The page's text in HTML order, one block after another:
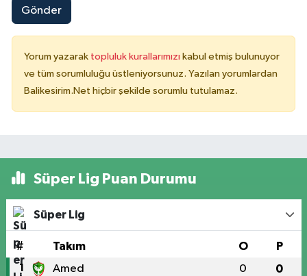
Gönder
Yorum yazarak topluluk kurallarımızı kabul etmiş bulunuyor
ve tüm sorumluluğu üstleniyorsunuz. Yazılan yorumlardan
Balikesirim.Net hiçbir şekilde sorumlu tutulamaz.
Süper Lig Puan Durumu
Süper Lig
# Takım O P
1 Amed 0 0